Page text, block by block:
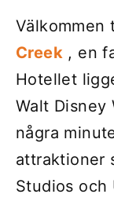
Välkommen
Creek , en
Hotellet
Walt Disney
några
attraktioner
Studios och